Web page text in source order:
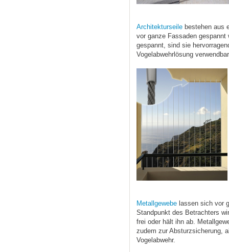
Architekturseilebestehen aus
vor ganze Fassaden gespannt
gespannt, sind sie
Vogelabwehrlösung
Metallgewebelassen sich vor
Standpunkt des Betrachters
frei oder hält ihn ab.
zudem zur Absturzsicherung,
Vogelabwehr.